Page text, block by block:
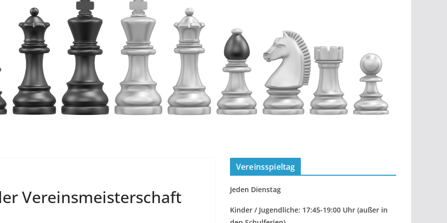
Vereinsmeisterschaft
Vereinsspieltag
Jeden Dienstag
Kinder / Jugendliche: 17:45-19:00 Uhr (außer in